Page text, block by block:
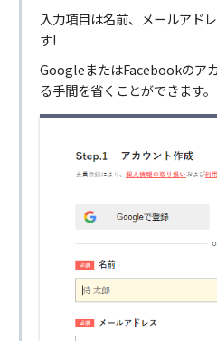
入力項目は名前、メールアド
す!
GoogleまたはFacebookのア
る手間を省くことができます。